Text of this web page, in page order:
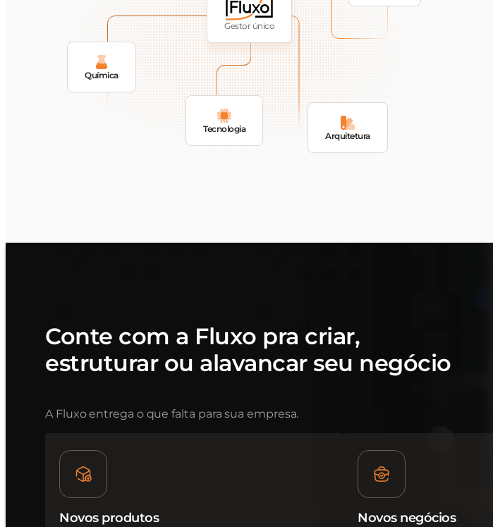
Gestor único
Tecnologia
Arquitetura
Química
Conte com a Fluxo pra criar,
estruturar ou alavancar seu negócio
A Fluxo entrega o que falta para sua empresa.
Novos produtos Novos negócios